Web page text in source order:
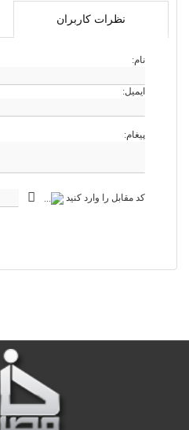
نظرات کاربران
نام:
ایمیل:
پیغام:
کد مقابل را وارد کنید